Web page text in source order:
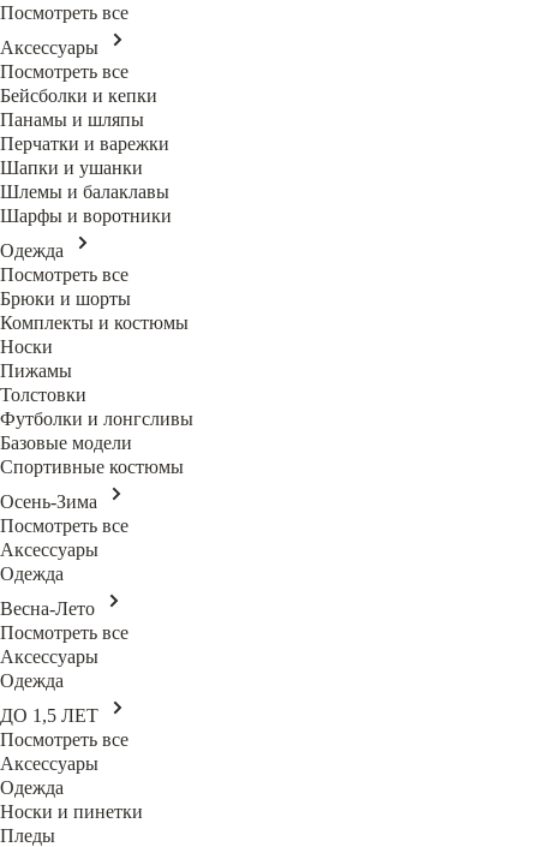
Посмотреть все
Аксессуары
Посмотреть все
Бейсболки и кепки
Панамы и шляпы
Перчатки и варежки
Шапки и ушанки
Шлемы и балаклавы
Шарфы и воротники
Одежда
Посмотреть все
Брюки и шорты
Комплекты и костюмы
Носки
Пижамы
Толстовки
Футболки и лонгсливы
Базовые модели
Спортивные костюмы
Осень-Зима
Посмотреть все
Аксессуары
Одежда
Весна-Лето
Посмотреть все
Аксессуары
Одежда
ДО 1,5 ЛЕТ
Посмотреть все
Аксессуары
Одежда
Носки и пинетки
Пледы